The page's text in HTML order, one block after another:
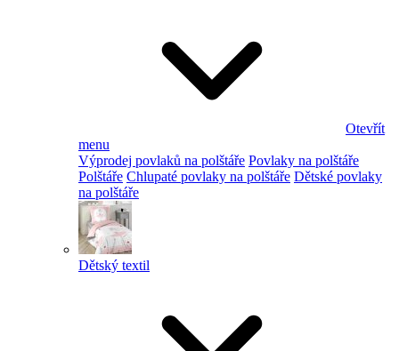
Otevřít
menu
Výprodej povlaků na polštáře Povlaky na polštáře
Polštáře Chlupaté povlaky na polštáře Dětské povlaky
na polštáře
Dětský textil